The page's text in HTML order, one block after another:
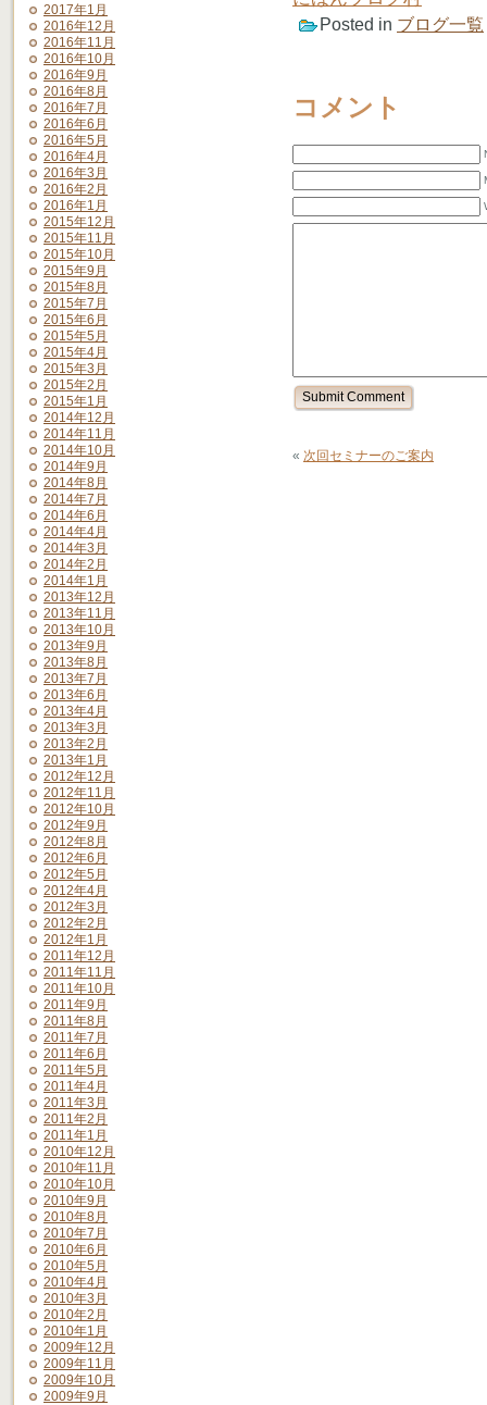
2017年1月
2016年12月
2016年11月
2016年10月
2016年9月
2016年8月
2016年7月
2016年6月
2016年5月
2016年4月
2016年3月
2016年2月
2016年1月
2015年12月
2015年11月
2015年10月
2015年9月
2015年8月
2015年7月
2015年6月
2015年5月
2015年4月
2015年3月
2015年2月
2015年1月
2014年12月
2014年11月
2014年10月
2014年9月
2014年8月
2014年7月
2014年6月
2014年4月
2014年3月
2014年2月
2014年1月
2013年12月
2013年11月
2013年10月
2013年9月
2013年8月
2013年7月
2013年6月
2013年4月
2013年3月
2013年2月
2013年1月
2012年12月
2012年11月
2012年10月
2012年9月
2012年8月
2012年6月
2012年5月
2012年4月
2012年3月
2012年2月
2012年1月
2011年12月
2011年11月
2011年10月
2011年9月
2011年8月
2011年7月
2011年6月
2011年5月
2011年4月
2011年3月
2011年2月
2011年1月
2010年12月
2010年11月
2010年10月
2010年9月
2010年8月
2010年7月
2010年6月
2010年5月
2010年4月
2010年3月
2010年2月
2010年1月
2009年12月
2009年11月
2009年10月
2009年9月
Posted in ブログ一覧
コメント
« 次回セミナーのご案内